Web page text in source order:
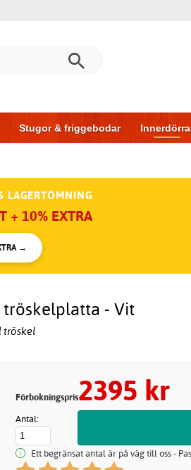
Stugor & friggebodar
LAGERTÖMNING
+ 10% EXTRA
→
- Vit
tröskel
Förbokningspris2395 kr
Antal:
Ett begränsat antal är på väg till oss -